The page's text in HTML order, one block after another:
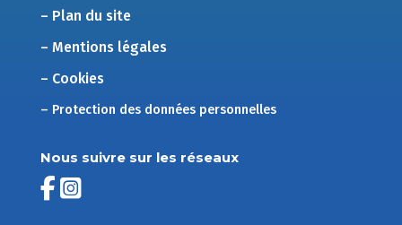
– Plan du site
– Mentions légales
– Cookies
– Protection des données personnelles
Nous suivre sur les réseaux